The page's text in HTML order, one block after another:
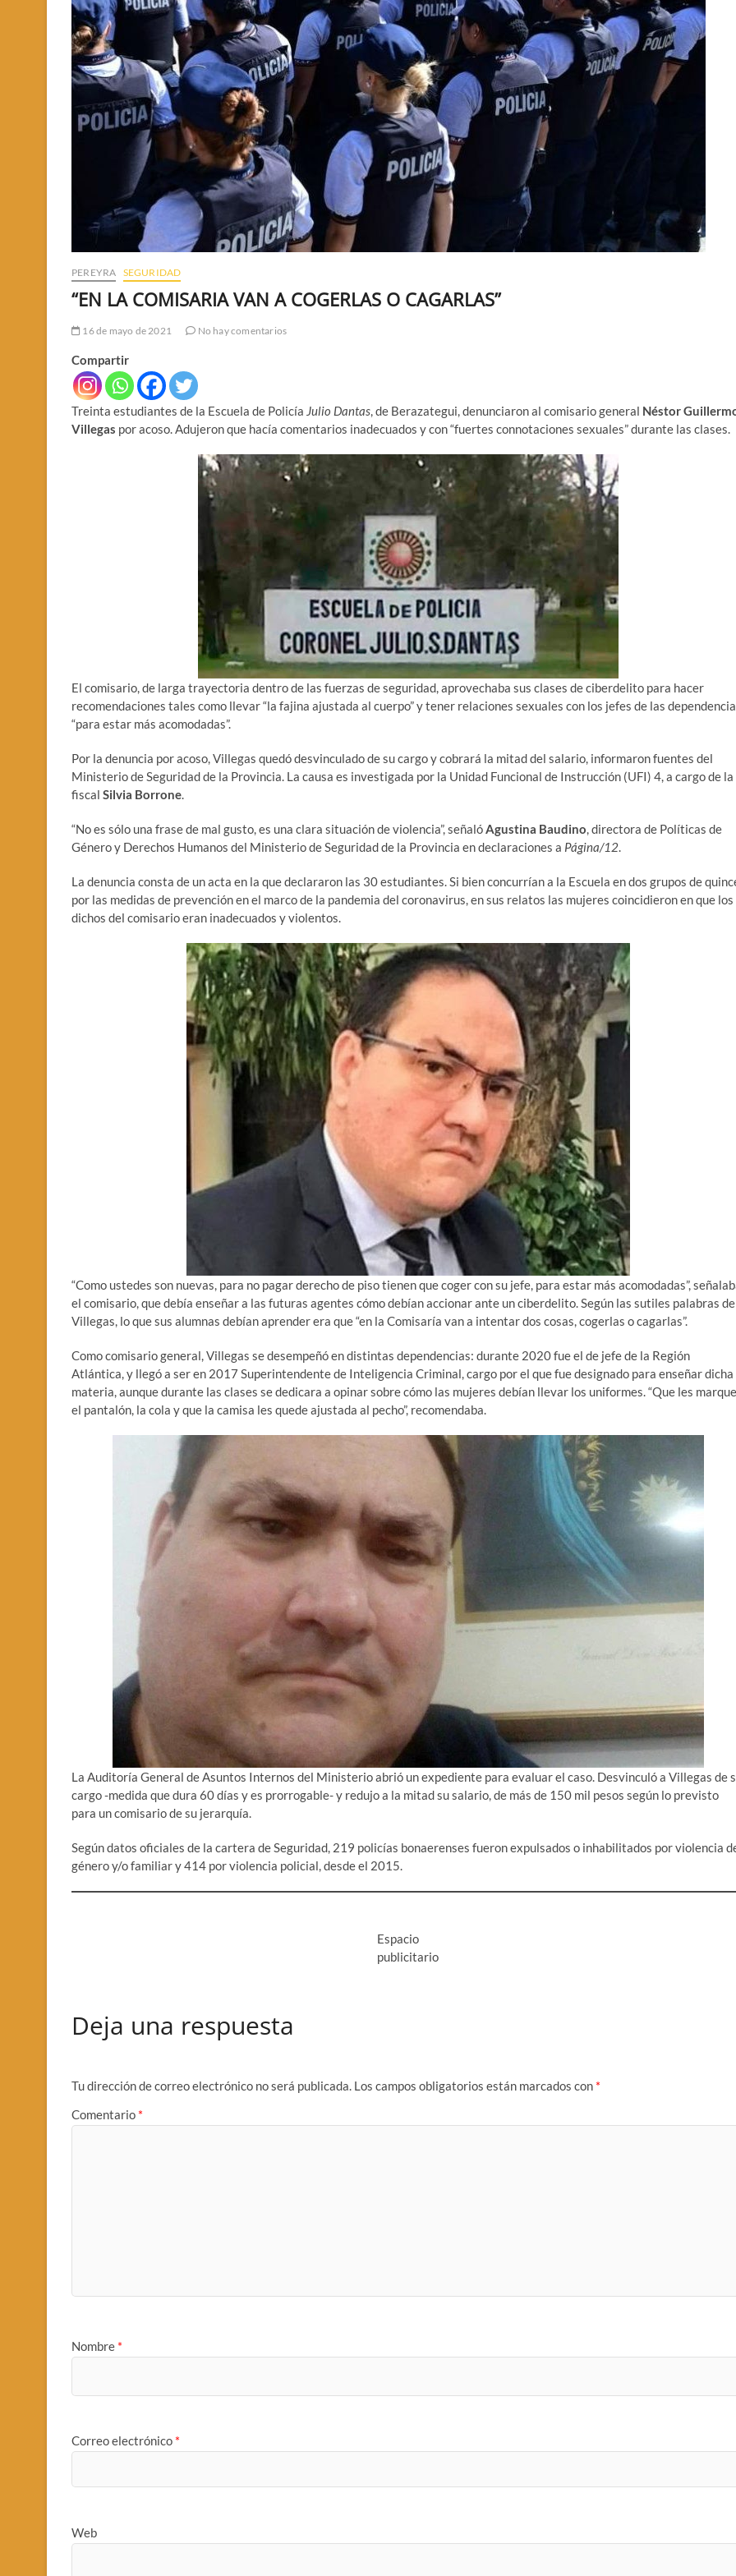
PEREYRA SEGURIDAD
“EN LA COMISARIA VAN A COGERLAS O CAGARLAS”
16 de mayo de 2021 No hay comentarios
Compartir
Treinta estudiantes de la Escuela de Policía Julio Dantas, de Berazategui, denunciaron al comisario general Néstor
Villegas por acoso. Adujeron que hacía comentarios inadecuados y con “fuertes connotaciones sexuales” durante las clases.
El comisario, de larga trayectoria dentro de las fuerzas de seguridad, aprovechaba sus clases de ciberdelito para hacer
recomendaciones tales como llevar “la fajina ajustada al cuerpo” y tener relaciones sexuales con los jefes de las
“para estar más acomodadas”.
Por la denuncia por acoso, Villegas quedó desvinculado de su cargo y cobrará la mitad del salario, informaron fuentes del
Ministerio de Seguridad de la Provincia. La causa es investigada por la Unidad Funcional de Instrucción (UFI) 4, a cargo de la
fiscal Silvia Borrone.
“No es sólo una frase de mal gusto, es una clara situación de violencia”, señalóAgustina Baudino, directora de Políticas de
Género y Derechos Humanos del Ministerio de Seguridad de la Provincia en declaraciones a Página/12.
La denuncia consta de un acta en la que declararon las 30 estudiantes. Si bien concurrían a la Escuela en dos grupos de
por las medidas de prevención en el marco de la pandemia del coronavirus, en sus relatos las mujeres coincidieron en que los
dichos del comisario eran inadecuados y violentos.
“Como ustedes son nuevas, para no pagar derecho de piso tienen que coger con su jefe, para estar más acomodadas”,
el comisario, que debía enseñar a las futuras agentes cómo debían accionar ante un ciberdelito. Según las sutiles palabras de
Villegas, lo que sus alumnas debían aprender era que “en la Comisaría van a intentar dos cosas, cogerlas o cagarlas”.
Como comisario general, Villegas se desempeñó en distintas dependencias: durante 2020 fue el de jefe de la Región
Atlántica, y llegó a ser en 2017 Superintendente de Inteligencia Criminal, cargo por el que fue designado para enseñar dicha
materia, aunque durante las clases se dedicara a opinar sobre cómo las mujeres debían llevar los uniformes. “Que les marque
el pantalón, la cola y que la camisa les quede ajustada al pecho”, recomendaba.
La Auditoría General de Asuntos Internos del Ministerio abrió un expediente para evaluar el caso. Desvinculó a Villegas de
cargo -medida que dura 60 días y es prorrogable- y redujo a la mitad su salario, de más de 150 mil pesos según lo previsto
para un comisario de su jerarquía.
Según datos oficiales de la cartera de Seguridad, 219 policías bonaerenses fueron expulsados o inhabilitados por violencia
género y/o familiar y 414 por violencia policial, desde el 2015.
Espacio
publicitario
Deja una respuesta
Tu dirección de correo electrónico no será publicada. Los campos obligatorios están marcados con *
Comentario *
Nombre *
Correo electrónico *
Web